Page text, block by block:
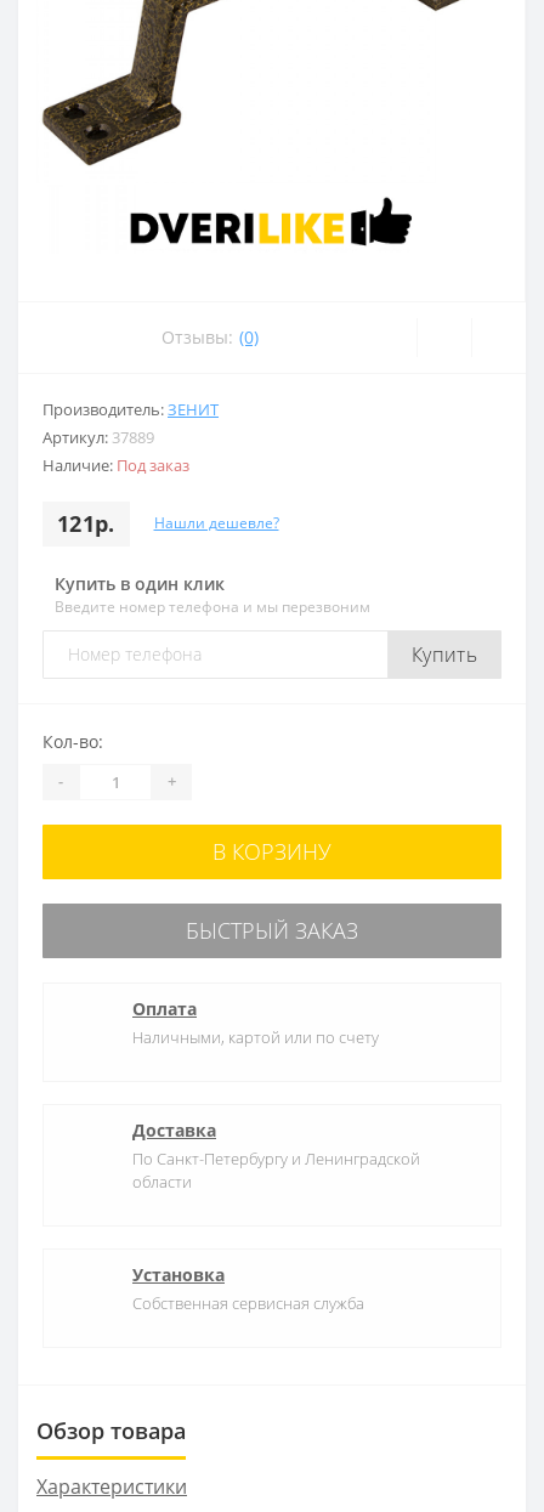
Отзывы: (0)
Производитель:ЗЕНИТ
Артикул: 37889
Наличие: Под заказ
121р. Нашли дешевле?
Купить в один клик
Введите номер телефона и мы перезвоним
Купить
Кол-во:
- +
В КОРЗИНУ
БЫСТРЫЙ ЗАКАЗ
Оплата
Наличными, картой или по счету
Доставка
По Санкт-Петербургу и Ленинградской
области
Установка
Собственная сервисная служба
Обзор товара
Характеристики